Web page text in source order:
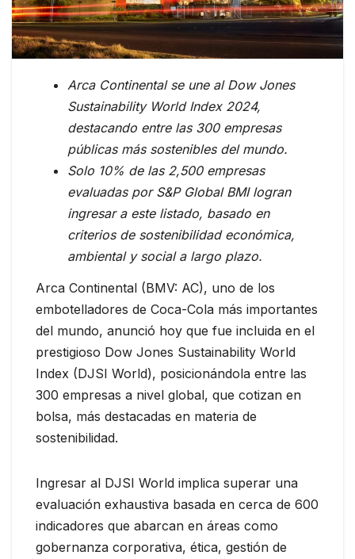
Arca Continental se une al Dow Jones
Sustainability World Index 2024,
destacando entre las 300 empresas
públicas más sostenibles del mundo.
Solo 10% de las 2,500 empresas
evaluadas por S&P Global BMI logran
ingresar a este listado, basado en
criterios de sostenibilidad económica,
ambiental y social a largo plazo.
Arca Continental (BMV: AC), uno de los
embotelladores de Coca-Cola más importantes
del mundo, anunció hoy que fue incluida en el
prestigioso Dow Jones Sustainability World
Index (DJSI World), posicionándola entre las
300 empresas a nivel global, que cotizan en
bolsa, más destacadas en materia de
sostenibilidad.
Ingresar al DJSI World implica superar una
evaluación exhaustiva basada en cerca de 600
indicadores que abarcan en áreas como
gobernanza corporativa, ética, gestión de